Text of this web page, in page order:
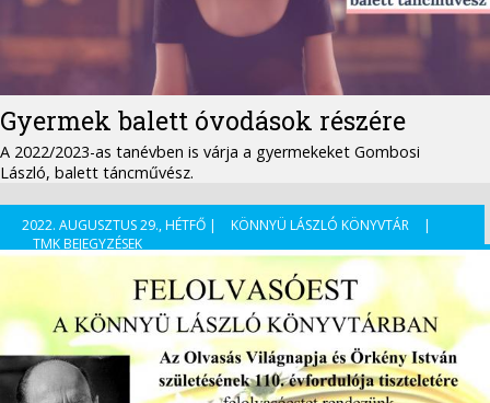
Gyermek balett óvodások részére
A 2022/2023-as tanévben is várja a gyermekeket Gombosi
László, balett táncművész.
2022. AUGUSZTUS 29., HÉTFŐ | KÖNNYÜ LÁSZLÓ KÖNYVTÁR
|
TMK BEJEGYZÉSEK